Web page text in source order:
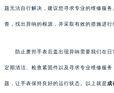
题无法自行解决，建议您寻求专业的维修服
查，找出异响的根源，并采取有效的措施进行
防止萧邦手表后盖出现异响需要我们在日
定期清洁、检查紧固件以及寻求专业维修服
题，让手表保持良好的运行状态。以上就是成